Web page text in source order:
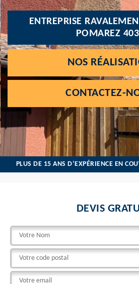
ENTREPRISE
POMAREZ
NOS
CONTACTEZ-
PLUS DE 15 ANS D’EXPÉRIENCE EN
DEVIS